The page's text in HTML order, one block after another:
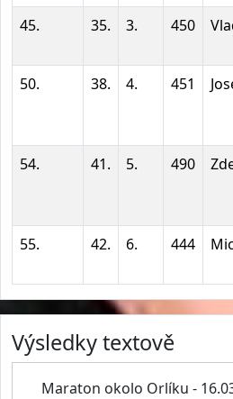
45. 35. 3. 450
50. 38. 4. 451
54. 41. 5. 490
55. 42. 6. 444
Výsledky textově
Maraton okolo Orlíku -